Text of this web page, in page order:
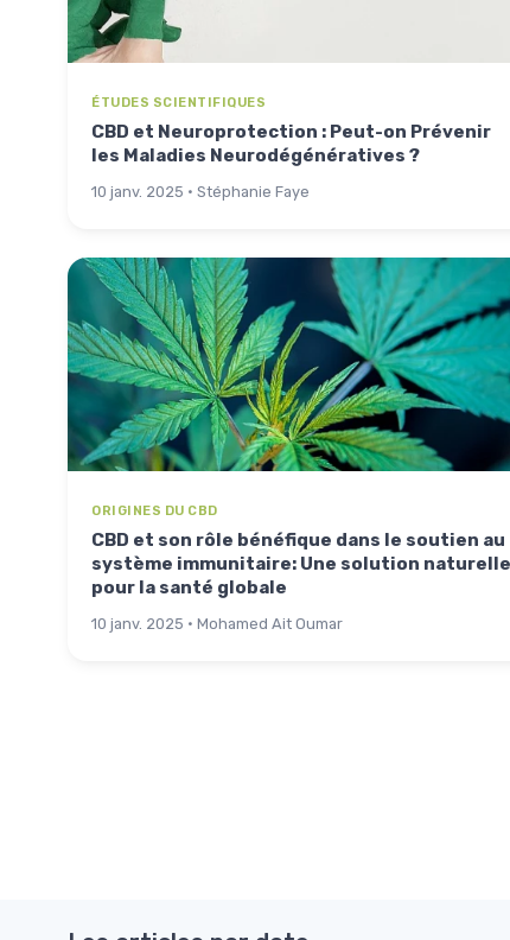
ÉTUDES SCIENTIFIQUES
CBD et Neuroprotection : Peut-on Prévenir
les Maladies Neurodégénératives ?
10 janv. 2025 · Stéphanie Faye
ORIGINES DU CBD
CBD et son rôle bénéfique dans le soutien au
système immunitaire: Une solution naturelle
pour la santé globale
10 janv. 2025 · Mohamed Ait Oumar